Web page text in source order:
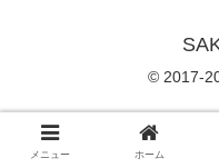
© 2017-
メニュー ホーム